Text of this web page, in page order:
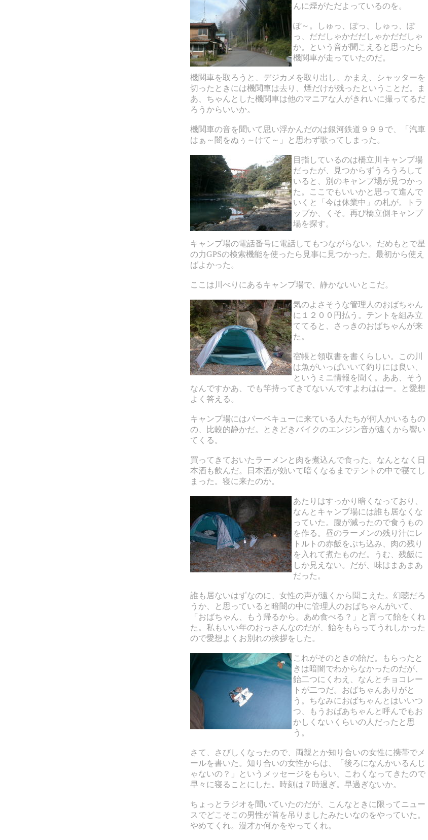
んに煙がただよっているのを。
ぽ～。しゅっ、ぽっ、しゅっ、ぽ
っ、だだしゃかだだしゃかだだしゃ
か。という音が聞こえると思ったら
機関車が走っていたのだ。
機関車を取ろうと、デジカメを取り出し、かまえ、シャッターを
切ったときには機関車は去り、煙だけが残ったということだ。ま
あ、ちゃんとした機関車は他のマニアな人がきれいに撮ってるだ
ろうからいいか。
機関車の音を聞いて思い浮かんだのは銀河鉄道９９９で、「汽車
はぁ～闇をぬぅ～けて～」と思わず歌ってしまった。
目指しているのは橋立川キャンプ場
だったが、見つからずうろうろして
いると、別のキャンプ場が見つかっ
た。ここでもいいかと思って進んで
いくと「今は休業中」の札が。トラ
ップか、くそ。再び橋立側キャンプ
場を探す。
キャンプ場の電話番号に電話してもつながらない。だめもとで星
の力GPSの検索機能を使ったら見事に見つかった。最初から使え
ばよかった。
ここは川べりにあるキャンプ場で、静かないいとこだ。
気のよさそうな管理人のおばちゃん
に１２００円払う。テントを組み立
ててると、さっきのおばちゃんが来
た。
宿帳と領収書を書くらしい。この川
は魚がいっぱいいて釣りには良い、
というミニ情報を聞く。ああ、そう
なんですかあ、でも竿持ってきてないんですよわははー。と愛想
よく答える。
キャンプ場にはバーベキューに来ている人たちが何人かいるもの
の、比較的静かだ。ときどきバイクのエンジン音が遠くから響い
てくる。
買ってきておいたラーメンと肉を煮込んで食った。なんとなく日
本酒も飲んだ。日本酒が効いて暗くなるまでテントの中で寝てし
まった。寝に来たのか。
あたりはすっかり暗くなっており、
なんとキャンプ場には誰も居なくな
っていた。腹が減ったので食うもの
を作る。昼のラーメンの残り汁にレ
トルトの赤飯をぶち込み、肉の残り
を入れて煮たものだ。うむ、残飯に
しか見えない。だが、味はまあまあ
だった。
誰も居ないはずなのに、女性の声が遠くから聞こえた。幻聴だろ
うか、と思っていると暗闇の中に管理人のおばちゃんがいて、
「おばちゃん、もう帰るから。あめ食べる？」と言って飴をくれ
た。私もいい年のおっさんなのだが、飴をもらってうれしかった
ので愛想よくお別れの挨拶をした。
これがそのときの飴だ。もらったと
きは暗闇でわからなかったのだが、
飴二つにくわえ、なんとチョコレー
トが二つだ。おばちゃんありがと
う。ちなみにおばちゃんとはいいつ
つ、もうおばあちゃんと呼んでもお
かしくないくらいの人だったと思
う。
さて、さびしくなったので、両親とか知り合いの女性に携帯でメ
ールを書いた。知り合いの女性からは、「後ろになんかいるんじ
ゃないの？」というメッセージをもらい、こわくなってきたので
早々に寝ることにした。時刻は７時過ぎ。早過ぎないか。
ちょっとラジオを聞いていたのだが、こんなときに限ってニュー
スでどこそこの男性が首を吊りましたみたいなのをやっていた。
やめてくれ。漫才か何かをやってくれ。